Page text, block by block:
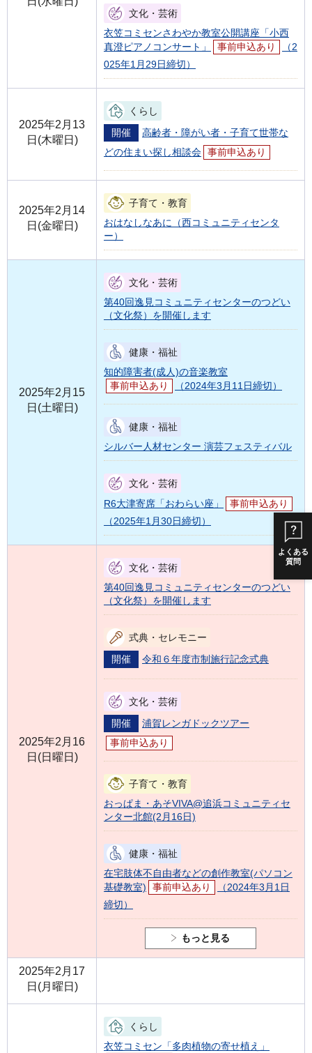
よくある
質問
文化・芸術
衣笠コミセンさわやか教室公開講座「小西
真澄ピアノコンサート」
事前申込あり
（2
025年1月29日締切）
2025年2月13
日(木曜日)
くらし
開催
高齢者・障がい者・子育て世帯な
どの住まい探し相談会 事前申込あり
2025年2月14
日(金曜日)
子育て・教育
おはなしなあに（西コミュニティセンタ
ー）
2025年2月15
日(土曜日)
文化・芸術
第40回逸見コミュニティセンターのつどい
（文化祭）を開催します
健康・福祉
知的障害者(成人)の音楽教室
事前申込あり
（2024年3月11日締切）
健康・福祉
シルバー人材センター 演芸フェスティバル
文化・芸術
R6大津寄席「おわらい座」
事前申込あり
（2025年1月30日締切）
2025年2月16
日(日曜日)
文化・芸術
第40回逸見コミュニティセンターのつどい
（文化祭）を開催します
式典・セレモニー
開催
令和６年度市制施行記念式典
文化・芸術
開催
浦賀レンガドックツアー
事前申込あり
子育て・教育
おっぱま・あそVIVA@追浜コミュニティセ
ンター北館(2月16日)
健康・福祉
在宅肢体不自由者などの創作教室(パソコン
基礎教室)
事前申込あり
（2024年3月1日
締切）
もっと見る
2025年2月17
日(月曜日)
くらし
衣笠コミセン「多肉植物の寄せ植え」